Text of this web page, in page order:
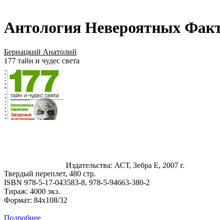
Антология Невероятных
Бернацкий Анатолий
177 тайн и чудес света
Издательства: АСТ, Зебра Е, 2007 г.
Твердый переплет, 480 стр.
ISBN 978-5-17-043583-8, 978-5-94663-380-2
Тираж: 4000 экз.
Формат: 84x108/32
Подробнее